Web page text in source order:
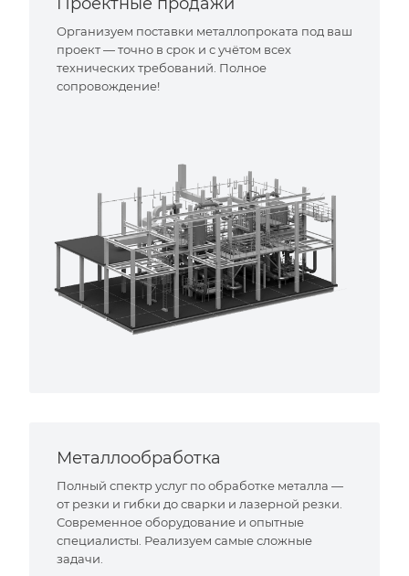
Организуем поставки металлопроката под ваш
проект — точно в срок и с учётом всех
технических требований. Полное
сопровождение!
Металлообработка
Полный спектр услуг по обработке металла —
от резки и гибки до сварки и лазерной резки.
Современное оборудование и опытные
специалисты. Реализуем самые сложные
задачи.